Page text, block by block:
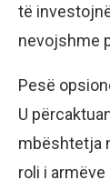
të
nevojshme
Pesë
U
mbështetja
roli i